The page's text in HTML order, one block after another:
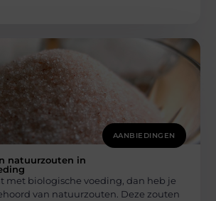
AANBIEDINGEN
natuurzouten in
met biologische voeding, dan heb je
van natuurzouten. Deze zouten